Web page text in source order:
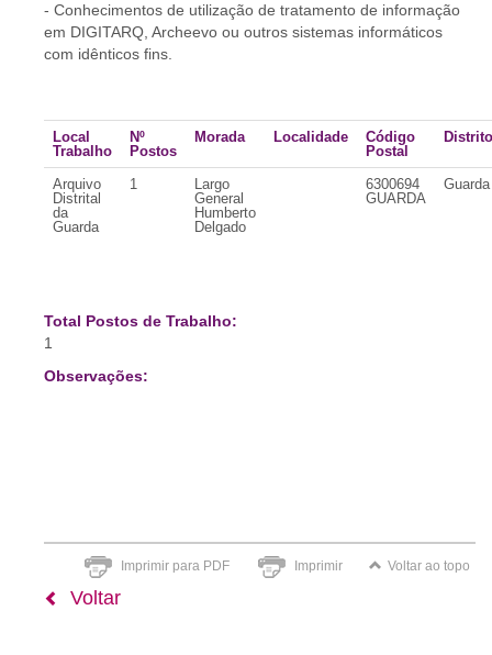
- Conhecimentos de utilização de tratamento de informação
em DIGITARQ, Archeevo ou outros sistemas informáticos
com idênticos fins.
Local
Trabalho
Nº
Postos
Morada Localidade
Código
Postal
Distrito
Arquivo
Distrital
da
Guarda
1
Largo
General
Humberto
Delgado
6300694
GUARDA
Guarda
Total Postos de Trabalho:
1
Observações:
Imprimir para PDF Imprimir Voltar ao topo
Voltar